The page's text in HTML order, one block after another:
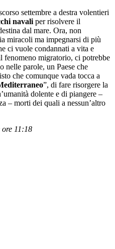
settembre a destra volentieri
navali per risolvere il
dal mare. Ora, non
miracoli ma impegnarsi di più
ci vuole condannati a vita e
fenomeno migratorio, ci potrebbe
nelle parole, un Paese che
che comunque vada tocca a
”, di fare risorgere la
dolente e di piangere –
– morti dei quali a nessun’altro
11:18